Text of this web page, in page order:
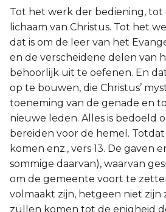
Tot het werk der bediening,
lichaam van Christus. Tot het
dat is om de leer van het
en de verscheidene delen van
behoorlijk uit te oefenen. En
op te bouwen, die Christus’
toeneming van de genade en
nieuwe leden. Alles is bedoeld
bereiden voor de hemel.
komen enz., vers 13. De gaven
sommige daarvan), waarvan
om de gemeente voort te
volmaakt zijn, hetgeen niet zijn
zullen komen tot de enigheid